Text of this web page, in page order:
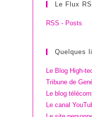
Le Flux
RSS - Posts
Quelques
Le Blog High-
Tribune de
Le blog
Le canal